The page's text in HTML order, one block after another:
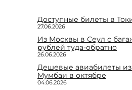
Доступные билеты в
27.06.2026
Из Москвы в Сеул с
рублей туда-обратно
26.06.2026
Дешевые авиабилеты
Мумбаи в октябре
04.06.2026